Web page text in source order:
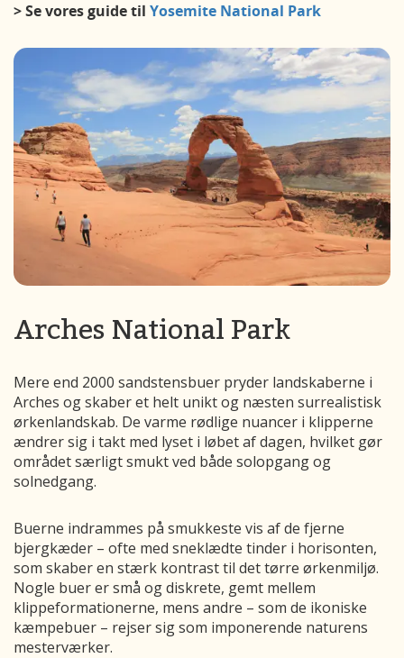
> Se vores guide til Yosemite National Park
Arches National Park
Mere end 2000 sandstensbuer pryder landskaberne i
Arches og skaber et helt unikt og næsten surrealistisk
ørkenlandskab. De varme rødlige nuancer i klipperne
ændrer sig i takt med lyset i løbet af dagen, hvilket gør
området særligt smukt ved både solopgang og
solnedgang.
Buerne indrammes på smukkeste vis af de fjerne
bjergkæder – ofte med sneklædte tinder i horisonten,
som skaber en stærk kontrast til det tørre ørkenmiljø.
Nogle buer er små og diskrete, gemt mellem
klippeformationerne, mens andre – som de ikoniske
kæmpebuer – rejser sig som imponerende naturens
mesterværker.